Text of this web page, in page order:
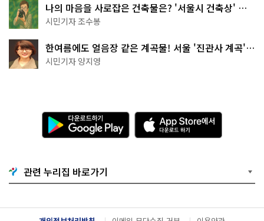
나의 마음을 사로잡은 건축물은? '서울시 건축상' 수
상작 공개!
시민기자 조수봉
한여름에도 얼음장 같은 계곡물! 서울 '진관사 계곡'이
천국이네~
시민기자 양지영
다
운
로
기
G
o
g
l
A
p
p
e
서
다
관련 누리집 바로가기